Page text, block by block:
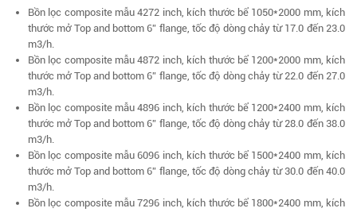
Bồn lọc composite mẫu 4272 inch, kích thước bể 1050*2000 mm, kích
thước mở Top and bottom 6” flange, tốc độ dòng chảy từ 17.0 đến 23.0
m3/h.
Bồn lọc composite mẫu 4872 inch, kích thước bể 1200*2000 mm, kích
thước mở Top and bottom 6” flange, tốc độ dòng chảy từ 22.0 đến 27.0
m3/h.
Bồn lọc composite mẫu 4896 inch, kích thước bể 1200*2400 mm, kích
thước mở Top and bottom 6” flange, tốc độ dòng chảy từ 28.0 đến 38.0
m3/h.
Bồn lọc composite mẫu 6096 inch, kích thước bể 1500*2400 mm, kích
thước mở Top and bottom 6” flange, tốc độ dòng chảy từ 30.0 đến 40.0
m3/h.
Bồn lọc composite mẫu 7296 inch, kích thước bể 1800*2400 mm, kích